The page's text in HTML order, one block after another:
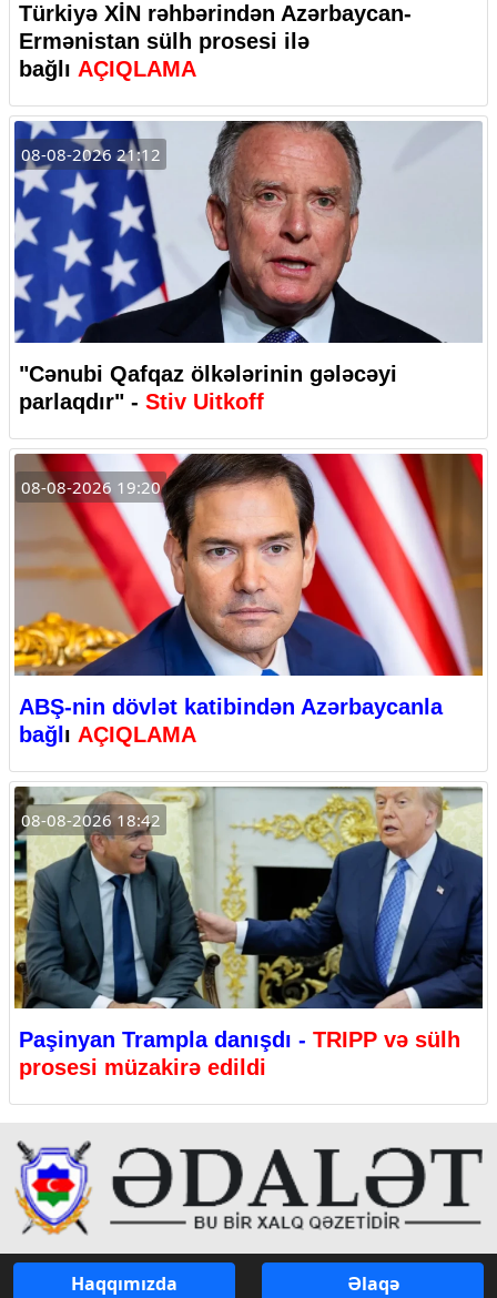
Türkiyə XİN rəhbərindən Azərbaycan-
Ermənistan sülh prosesi ilə
bağlı AÇIQLAMA
08-08-2026 21:12
"Cənubi Qafqaz ölkələrinin gələcəyi
parlaqdır" - Stiv Uitkoff
08-08-2026 19:20
ABŞ-nin dövlət katibindən Azərbaycanla
bağl ı AÇIQLAMA
08-08-2026 18:42
Paşinyan Trampla danışdı - TRIPP və sülh
prosesi müzakirə edildi
Haqqımızda Əlaqə